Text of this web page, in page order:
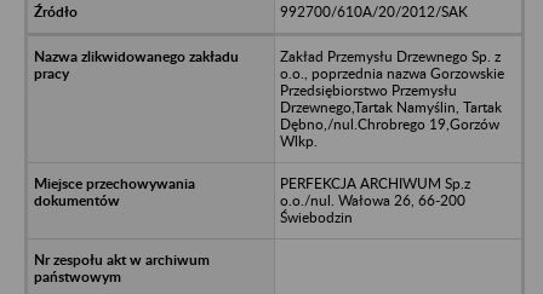
992700/610A/20/2012/SAK
Zakład Przemysłu Drzewnego Sp. z
o.o., poprzednia nazwa Gorzowskie
Przedsiębiorstwo Przemysłu
Drzewnego,Tartak Namyślin, Tartak
Dębno,/nul.Chrobrego 19,Gorzów
Wlkp.
PERFEKCJA ARCHIWUM Sp.z
o.o./nul. Wałowa 26, 66-200
Świebodzin